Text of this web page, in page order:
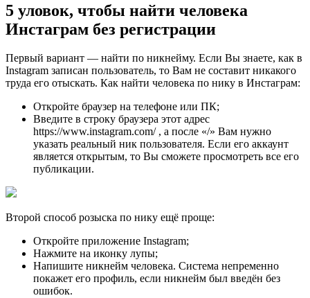
5 уловок, чтобы найти человека
Инстаграм без регистрации
Первый вариант — найти по никнейму. Если Вы знаете, как в
Instagram записан пользователь, то Вам не составит никакого
труда его отыскать. Как найти человека по нику в Инстаграм:
Откройте браузер на телефоне или ПК;
Введите в строку браузера этот адрес
https://www.instagram.com/ , а после «/» Вам нужно
указать реальный ник пользователя. Если его аккаунт
является открытым, то Вы сможете просмотреть все его
публикации.
Второй способ розыска по нику ещё проще:
Откройте приложение Instagram;
Нажмите на иконку лупы;
Напишите никнейм человека. Система непременно
покажет его профиль, если никнейм был введён без
ошибок.